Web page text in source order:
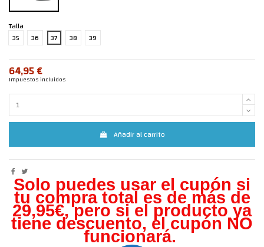
Talla
35
36 37 38 39
64,95 €
Impuestos incluidos
Añadir al carrito
Solo puedes usar el cupón si
tu compra total es de más de
29,95€, pero si el producto ya
tiene descuento, el cupón NO
funcionará.